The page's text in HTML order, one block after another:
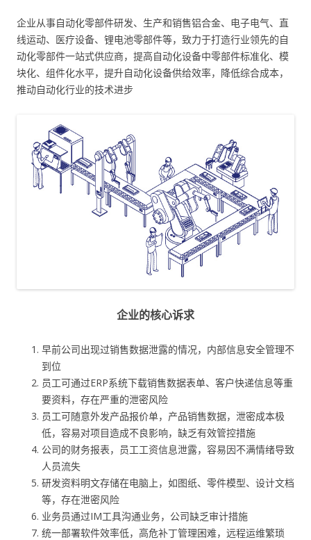
企业从事自动化零部件研发、生产和销售铝合金、电子电气、直
线运动、医疗设备、锂电池零部件等，致力于打造行业领先的自
动化零部件一站式供应商，提高自动化设备中零部件标准化、模
块化、组件化水平，提升自动化设备供给效率，降低综合成本，
推动自动化行业的技术进步
企业的核心诉求
早前公司出现过销售数据泄露的情况，内部信息安全管理不
到位
员工可通过ERP系统下载销售数据表单、客户快递信息等重
要资料，存在严重的泄密风险
员工可随意外发产品报价单，产品销售数据，泄密成本极
低，容易对项目造成不良影响，缺乏有效管控措施
公司的财务报表，员工工资信息泄露，容易因不满情绪导致
人员流失
研发资料明文存储在电脑上，如图纸、零件模型、设计文档
等，存在泄密风险
业务员通过IM工具沟通业务，公司缺乏审计措施
统一部署软件效率低，高危补丁管理困难，远程运维繁琐